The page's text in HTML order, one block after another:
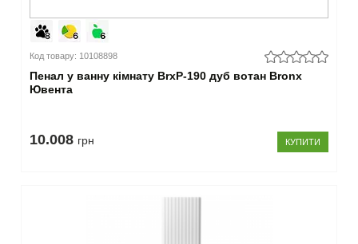
Код товару: 10108898
Пенал у ванну кімнату BrxP-190 дуб вотан Bronx
Ювента
10.008 грн КУПИТИ